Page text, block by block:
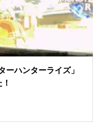
ーハンターライズ」